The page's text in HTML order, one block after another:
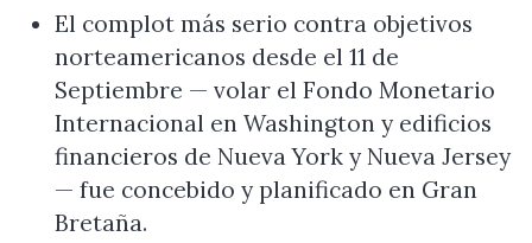
El complot más serio contra objetivos
norteamericanos desde el 11 de
Septiembre — volar el Fondo Monetario
Internacional en Washington y edificios
financieros de Nueva York y Nueva Jersey
— fue concebido y planificado en Gran
Bretaña.